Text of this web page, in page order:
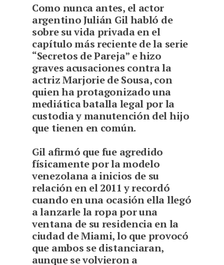
Como nunca antes, el actor
argentino Julián Gil habló de
sobre su vida privada en el
capítulo más reciente de la serie
“Secretos de Pareja” e hizo
graves acusaciones contra la
actriz Marjorie de Sousa, con
quien ha protagonizado una
mediática batalla legal por la
custodia y manutención del hijo
que tienen en común.
Gil afirmó que fue agredido
físicamente por la modelo
venezolana a inicios de su
relación en el 2011 y recordó
cuando en una ocasión ella llegó
a lanzarle la ropa por una
ventana de su residencia en la
ciudad de Miami, lo que provocó
que ambos se distanciaran,
aunque se volvieron a